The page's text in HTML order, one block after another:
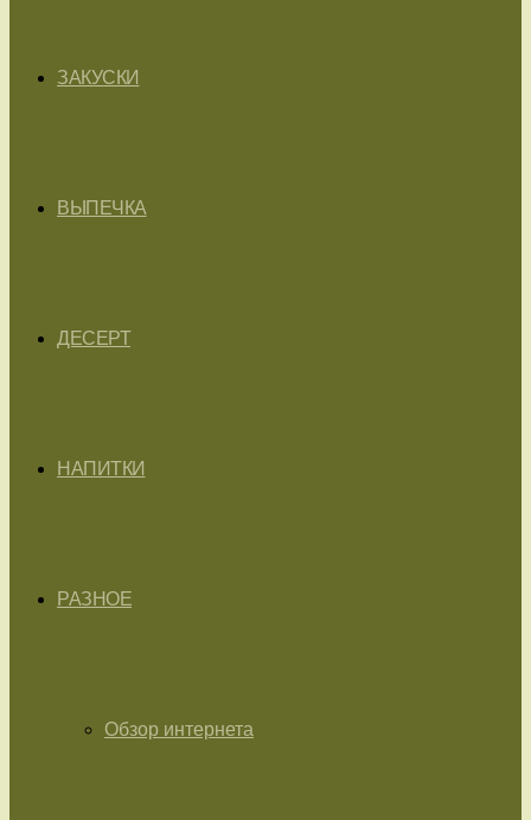
ЗАКУСКИ
ВЫПЕЧКА
ДЕСЕРТ
НАПИТКИ
РАЗНОЕ
Обзор интернета